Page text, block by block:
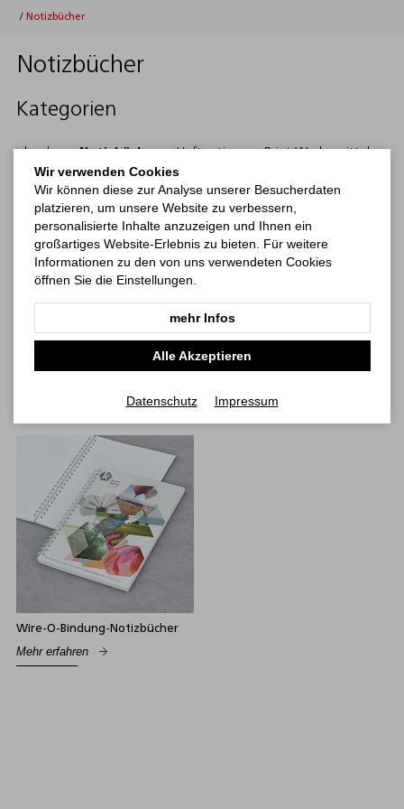
/ Notizbücher
Notizbücher
Kategorien
Mehr erfahren
Wire-O-Bindung-Notizbücher
Mehr erfahren
Wir verwenden Cookies
Wir können diese zur Analyse unserer Besucherdaten
platzieren, um unsere Website zu verbessern,
personalisierte Inhalte anzuzeigen und Ihnen ein
großartiges Website-Erlebnis zu bieten. Für weitere
Informationen zu den von uns verwendeten Cookies
öffnen Sie die Einstellungen.
mehr Infos
Alle Akzeptieren
Datenschutz Impressum